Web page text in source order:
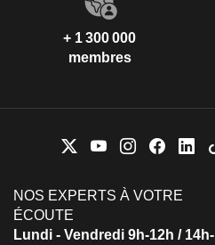
+ 1 300 000
membres
NOS EXPERTS À VOTRE
ÉCOUTE
Lundi - Vendredi 9h-12h / 14h-